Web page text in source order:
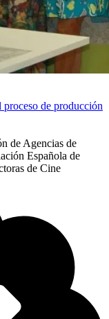
proceso de producción
de Agencias de
Española de
de Cine